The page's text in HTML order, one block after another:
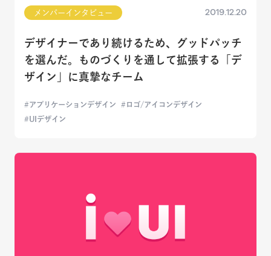
メンバーインタビュー 2019.12.20
デザイナーであり続けるため、グッドパッチ
を選んだ。ものづくりを通して拡張する「デ
ザイン」に真摯なチーム
アプリケーションデザイン
ロゴ/アイコンデザイン
UIデザイン